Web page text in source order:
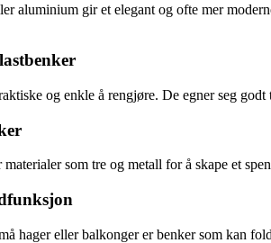
aluminium gir et elegant og ofte mer
og enkle å rengjøre. De egner seg
som tre og metall for å skape et
hager eller balkonger er benker som kan